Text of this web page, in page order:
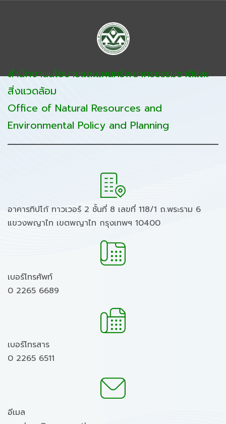
สำนักงานนโยบายและแผนทรัพยากรธรรมชาติและ
สิ่งแวดล้อม
Office of Natural Resources and
Environmental Policy and Planning
อาคารทิปโก้ ทาวเวอร์ 2 ชั้นที่ 8 เลขที่ 118/1 ถ.พระราม 6
แขวงพญาไท เขตพญาไท กรุงเทพฯ 10400
เบอร์โทรศัพท์
0 2265 6689
เบอร์โทรสาร
0 2265 6511
อีเมล